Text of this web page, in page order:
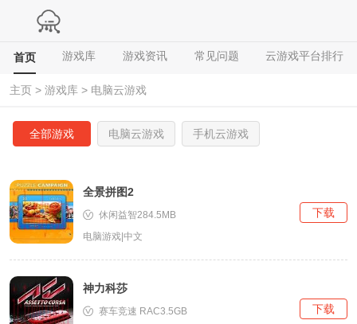
首页 游戏库 游戏资讯 常见问题 云游戏平台排行
主页 > 游戏库 > 电脑云游戏
全部游戏 电脑云游戏 手机云游戏
全景拼图2
休闲益智284.5MB
电脑游戏|中文
下载
神力科莎
赛车竞速 RAC3.5GB
下载